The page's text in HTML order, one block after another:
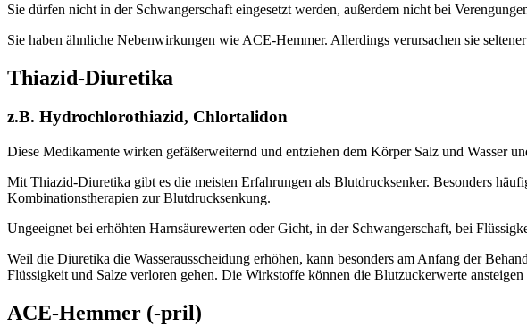
Sie dürfen nicht in der Schwangerschaft eingesetzt werden, außerdem nicht bei
Sie haben ähnliche Nebenwirkungen wie ACE-Hemmer. Allerdings verursachen sie
Thiazid-Diuretika
z.B. Hydrochlorothiazid, Chlortalidon
Diese Medikamente wirken gefäßerweiternd und entziehen dem Körper Salz und Wasser
Mit Thiazid-Diuretika gibt es die meisten Erfahrungen als Blutdrucksenker. Besonders
Kombinationstherapien zur Blutdrucksenkung.
Ungeeignet bei erhöhten Harnsäurewerten oder Gicht, in der Schwangerschaft, bei
Weil die Diuretika die Wasserausscheidung erhöhen, kann besonders am Anfang der
Flüssigkeit und Salze verloren gehen. Die Wirkstoffe können die Blutzuckerwerte ansteigen
ACE-Hemmer (-pril)